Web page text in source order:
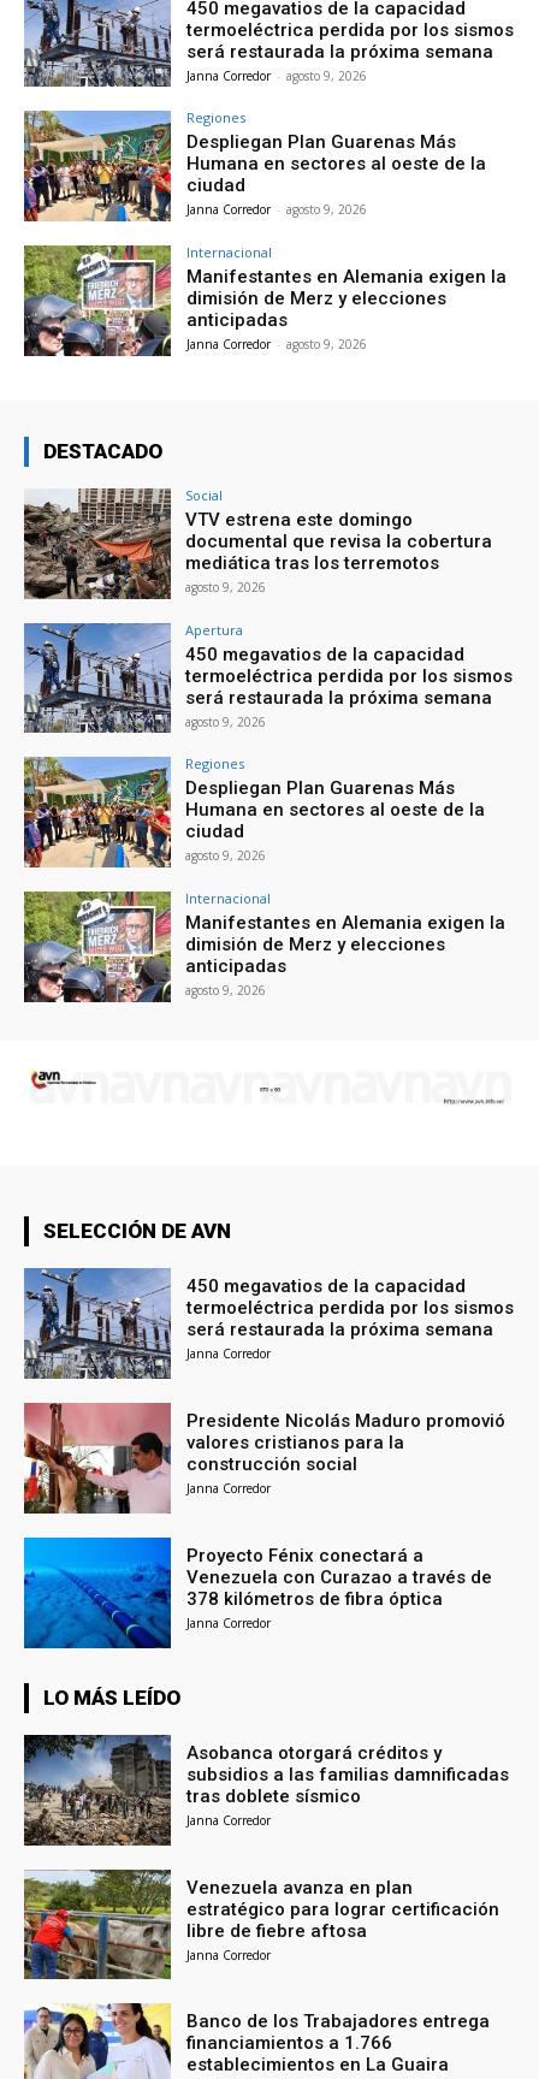
450 megavatios de la capacidad
termoeléctrica perdida por los sismos
será restaurada la próxima semana
Janna Corredor - agosto 9, 2026
Regiones
Despliegan Plan Guarenas Más
Humana en sectores al oeste de la
ciudad
Janna Corredor - agosto 9, 2026
Internacional
Manifestantes en Alemania exigen la
dimisión de Merz y elecciones
anticipadas
Janna Corredor - agosto 9, 2026
DESTACADO
Social
VTV estrena este domingo
documental que revisa la cobertura
mediática tras los terremotos
agosto 9, 2026
Apertura
450 megavatios de la capacidad
termoeléctrica perdida por los sismos
será restaurada la próxima semana
agosto 9, 2026
Regiones
Despliegan Plan Guarenas Más
Humana en sectores al oeste de la
ciudad
agosto 9, 2026
Internacional
Manifestantes en Alemania exigen la
dimisión de Merz y elecciones
anticipadas
agosto 9, 2026
SELECCIÓN DE AVN
450 megavatios de la capacidad
termoeléctrica perdida por los sismos
será restaurada la próxima semana
Janna Corredor
Presidente Nicolás Maduro promovió
valores cristianos para la
construcción social
Janna Corredor
Proyecto Fénix conectará a
Venezuela con Curazao a través de
378 kilómetros de fibra óptica
Janna Corredor
LO MÁS LEÍDO
Asobanca otorgará créditos y
subsidios a las familias damnificadas
tras doblete sísmico
Janna Corredor
Venezuela avanza en plan
estratégico para lograr certificación
libre de fiebre aftosa
Janna Corredor
Banco de los Trabajadores entrega
financiamientos a 1.766
establecimientos en La Guaira